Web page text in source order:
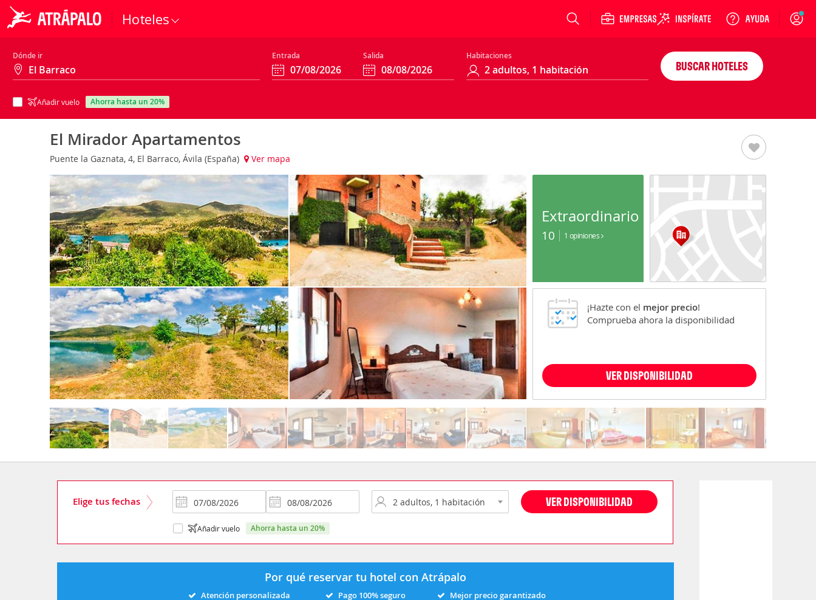
Hoteles Login
Dónde ir Entrada Salida Habitaciones
Añadir vuelo ahorra hasta un 20%
BUSCAR HOTELES
El Mirador Apartamentos
Puente la Gaznata, 4, El Barraco, Ávila (España) Ver mapa
Extraordinario
10 1 opiniones
¡Hazte con el mejor precio!
Comprueba ahora la disponibilidad
VER DISPONIBILIDAD
Elige tus fechas VER DISPONIBILIDAD
Añadir vuelo ahorra hasta un 20%
Por qué reservar tu hotel con Atrápalo
Atención personalizada Pago 100% seguro Mejor precio garantizado